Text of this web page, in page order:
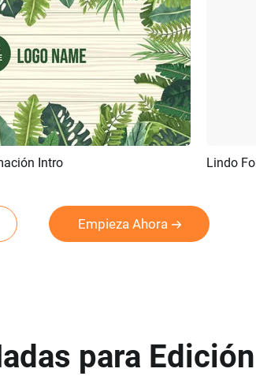
Personalizar
Intro Lindo
Empieza Ahora
para